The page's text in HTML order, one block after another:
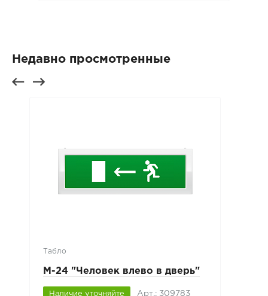
Недавно просмотренные
Табло
М-24 "Человек влево в дверь"
Наличие уточняйте Арт.: 309783